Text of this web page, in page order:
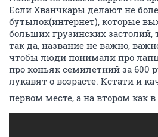
Если Хванчкары делают не
бутылок(интернет), которые
больших грузинских застолий,
так да, название не важно,
чтобы люди понимали про
про коньяк семилетний за 600
лукавят о возрасте. Кстати и
первом месте, а на втором как